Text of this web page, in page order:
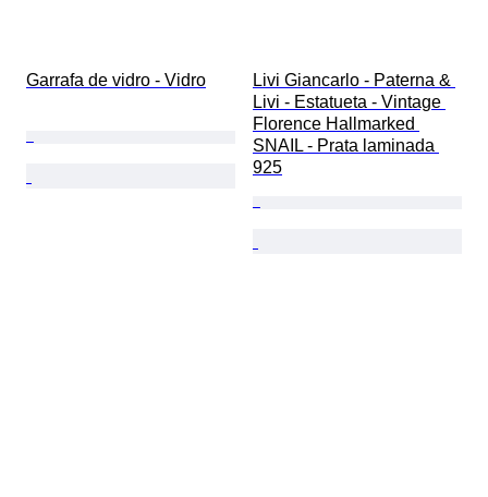
Garrafa de vidro - Vidro
Livi Giancarlo - Paterna &
Livi - Estatueta - Vintage
Florence Hallmarked
SNAIL - Prata laminada
925